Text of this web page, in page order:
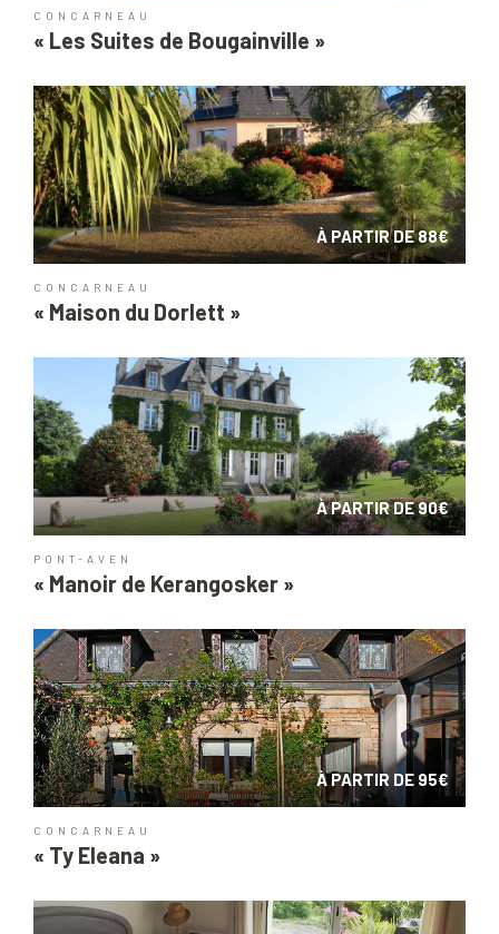
CONCARNEAU
« Les Suites de Bougainville »
À PARTIR DE 88€
CONCARNEAU
« Maison du Dorlett »
À PARTIR DE 90€
PONT-AVEN
« Manoir de Kerangosker »
À PARTIR DE 95€
CONCARNEAU
« Ty Eleana »